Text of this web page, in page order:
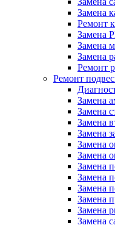
Замена
Ремонт
Замена
Замена
Замена
Ремонт
Ремонт
Замена
Замена
Замена
Замена
Замена
Замена
Замена
Замена
Замена
Замена
Замена
Замена